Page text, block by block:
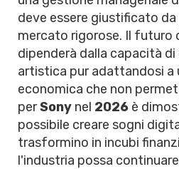
deve essere giustificato
mercato rigorose. Il futuro
dipenderà dalla capacità di
artistica pur adattandosi a
economica che non
perSony nel 2026 è
possibile creare sogni
trasformino in incubi
l'industria possa